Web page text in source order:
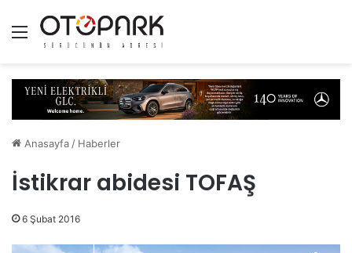
Menü
Anasayfa / Haberler
İstikrar abidesi TOFAŞ
6 Şubat 2016